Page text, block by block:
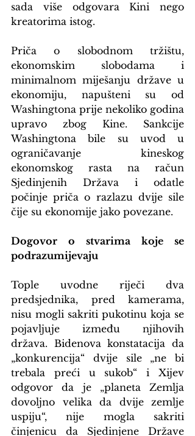
sada više odgovara Kini nego
kreatorima istog.
Priča o slobodnom tržištu,
ekonomskim slobodama i
minimalnom miješanju države u
ekonomiju, napušteni su od
Washingtona prije nekoliko godina
upravo zbog Kine. Sankcije
Washingtona bile su uvod u
ograničavanje kineskog
ekonomskog rasta na račun
Sjedinjenih Država i odatle
počinje priča o razlazu dvije sile
čije su ekonomije jako povezane.
Dogovor o stvarima koje se
podrazumijevaju
Tople uvodne riječi dva
predsjednika, pred kamerama,
nisu mogli sakriti pukotinu koja se
pojavljuje između njihovih
država. Bidenova konstatacija da
„konkurencija“ dvije sile „ne bi
trebala preći u sukob“ i Xijev
odgovor da je „planeta Zemlja
dovoljno velika da dvije zemlje
uspiju“, nije mogla sakriti
činjenicu da Sjedinjene Države